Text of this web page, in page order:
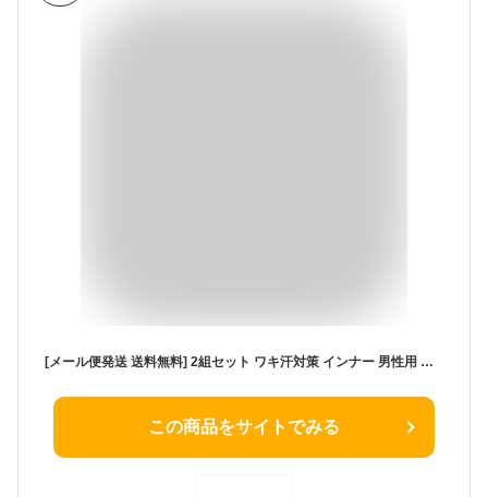
[メール便発送 送料無料] 2組セット ワキ汗対策 インナー 男性用 洗濯できる 汗ワキパッド 日本製 多汗症 メンズ 吸水速乾 抗菌防臭 汗染み対策 消臭 クールビズ 脇パット
この商品をサイトでみる